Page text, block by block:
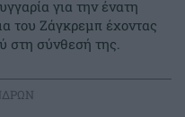
για την ένατη
του Ζάγκρεμπ έχοντας
στη σύνθεσή της.